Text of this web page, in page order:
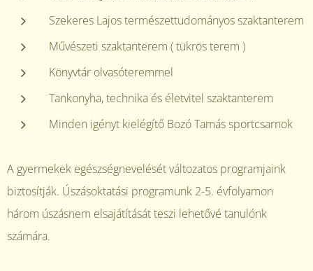
Szekeres Lajos természettudományos szaktanterem
Művészeti szaktanterem ( tükrös terem )
Könyvtár olvasóteremmel
Tankonyha, technika és életvitel szaktanterem
Minden igényt kielégítő Bozó Tamás sportcsarnok
A gyermekek egészségnevelését változatos programjaink
biztosítják. Úszásoktatási programunk 2-5. évfolyamon
három úszásnem elsajátítását teszi lehetővé tanulónk
számára.